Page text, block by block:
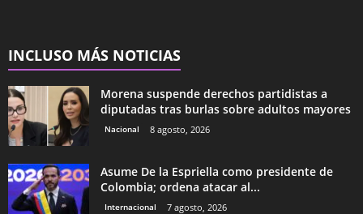
INCLUSO MÁS NOTICIAS
Morena suspende derechos partidistas a
diputadas tras burlas sobre adultos mayores
Nacional 8 agosto, 2026
Asume De la Espriella como presidente de
Colombia; ordena atacar al...
Internacional 7 agosto, 2026